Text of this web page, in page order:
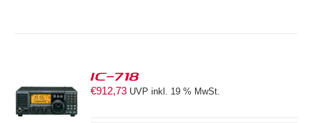
IC-718
€912,73 UVP inkl. 19 % MwSt.